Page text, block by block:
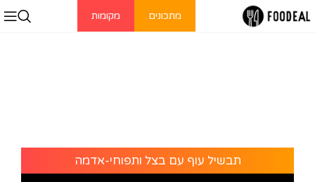
מתכונים מקומות
תבשיל עוף עם בצל ותפוחי-אדמה